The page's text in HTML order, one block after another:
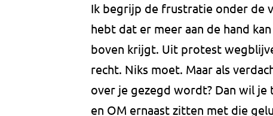
Ik begrijp de frustratie onder de
hebt dat er meer aan de hand
boven krijgt. Uit protest
recht. Niks moet. Maar als
over je gezegd wordt? Dan wil
en OM ernaast zitten met die